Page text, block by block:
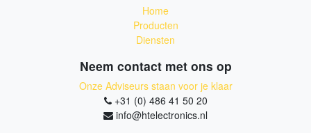
Home
Producten
Diensten
Neem contact met ons op
Onze Adviseurs staan voor je klaar
+31 (0) 486 41 50 20
info@htelectronics.nl